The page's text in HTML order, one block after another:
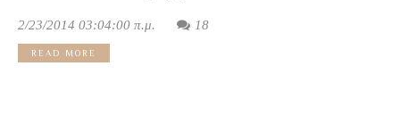
2/23/2014 03:04:00 π.μ. 18
READ MORE